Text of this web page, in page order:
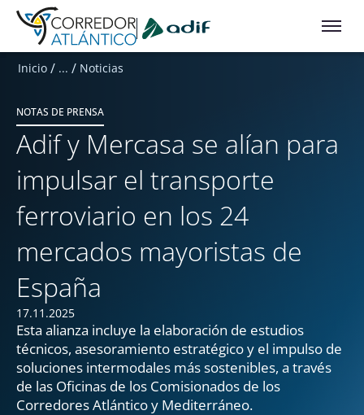
Ir a contenido principal
Inicio / ... / Noticias
NOTAS DE PRENSA
Adif y Mercasa se alían para
impulsar el transporte
ferroviario en los 24
mercados mayoristas de
España
17.11.2025
Esta alianza incluye la elaboración de estudios
técnicos, asesoramiento estratégico y el impulso de
soluciones intermodales más sostenibles, a través
de las Oficinas de los Comisionados de los
Corredores Atlántico y Mediterráneo.